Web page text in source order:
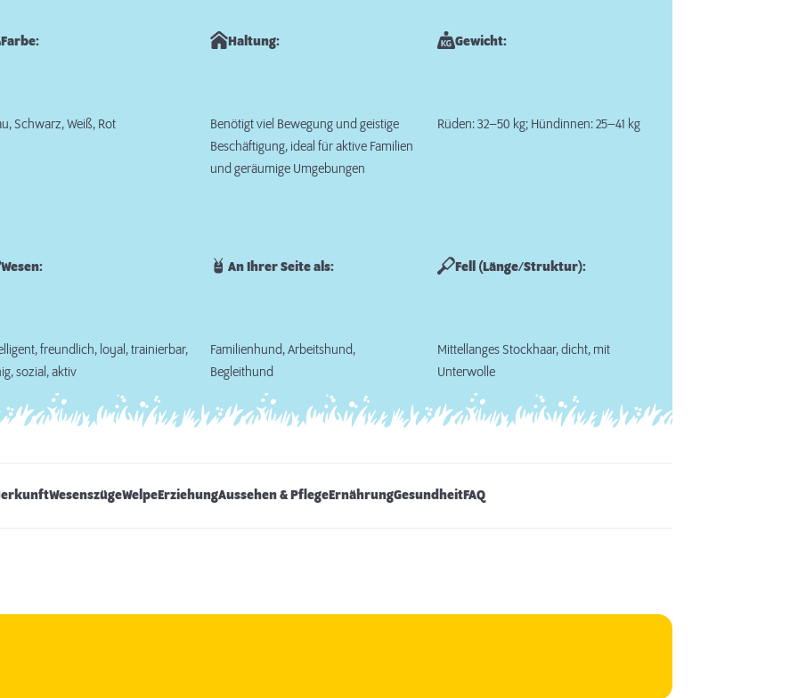
Farbe:
Schwarz, Weiß, Rot
Haltung:
Benötigt viel Bewegung und geistige
Beschäftigung, ideal für aktive Familien
und geräumige Umgebungen
Gewicht:
Rüden: 32–50 kg; Hündinnen: 25–41 kg
Wesen:
freundlich, loyal, trainierbar,
sozial, aktiv
An Ihrer Seite als:
Familienhund, Arbeitshund,
Begleithund
Fell (Länge/Struktur):
Mittellanges Stockhaar, dicht, mit
Unterwolle
WesenszügeWelpeErziehungAussehen & PflegeErnährungGesundheitFAQ